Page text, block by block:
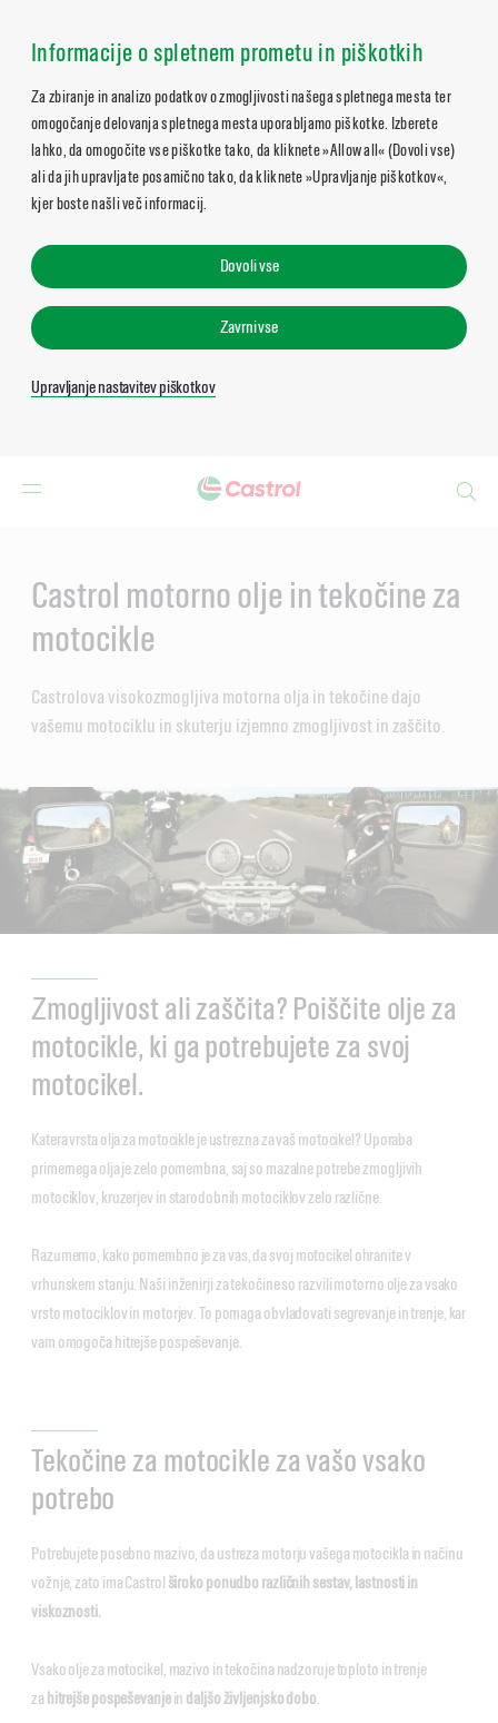
Informacije o spletnem prometu in piškotkih
Za zbiranje in analizo podatkov o zmogljivosti našega spletnega mesta ter
omogočanje delovanja spletnega mesta uporabljamo piškotke. Izberete
lahko, da omogočite vse piškotke tako, da kliknete »Allow all« (Dovoli vse)
ali da jih upravljate posamično tako, da kliknete »Upravljanje piškotkov«,
kjer boste našli več informacij.
Dovoli vse
Zavrni vse
Upravljanje nastavitev piškotkov
Castrol motorno olje in tekočine za
motocikle
Castrolova visokozmogljiva motorna olja in tekočine dajo
vašemu motociklu in skuterju izjemno zmogljivost in zaščito.
Zmogljivost ali zaščita? Poiščite olje za
motocikle, ki ga potrebujete za svoj
motocikel.
Katera vrsta olja za motocikle je ustrezna za vaš motocikel? Uporaba
primernega olja je zelo pomembna, saj so mazalne potrebe zmogljivih
motociklov, kruzerjev in starodobnih motociklov zelo različne.
Razumemo, kako pomembno je za vas, da svoj motocikel ohranite v
vrhunskem stanju. Naši inženirji za tekočine so razvili motorno olje za vsako
vrsto motociklov in motorjev. To pomaga obvladovati segrevanje in trenje, kar
vam omogoča hitrejše pospeševanje.
Tekočine za motocikle za vašo vsako
potrebo
Potrebujete posebno mazivo, da ustreza motorju vašega motocikla in načinu
vožnje, zato ima Castrol široko ponudbo različnih sestav, lastnosti in
viskoznosti.
Vsako olje za motocikel, mazivo in tekočina nadzoruje toploto in trenje
za hitrejše pospeševanjein daljšo življenjsko dobo